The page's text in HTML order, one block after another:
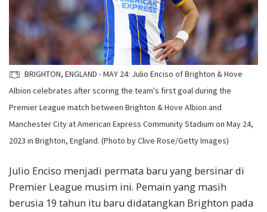
BRIGHTON, ENGLAND - MAY 24: Julio Enciso of Brighton & Hove
Albion celebrates after scoring the team's first goal during the
Premier League match between Brighton & Hove Albion and
Manchester City at American Express Community Stadium on May 24,
2023 in Brighton, England. (Photo by Clive Rose/Getty Images)
Julio Enciso menjadi permata baru yang bersinar di
Premier League musim ini. Pemain yang masih
berusia 19 tahun itu baru didatangkan Brighton pada